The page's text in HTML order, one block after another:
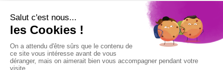
DÉCO EN SCÈNE keyboard_arrow_down